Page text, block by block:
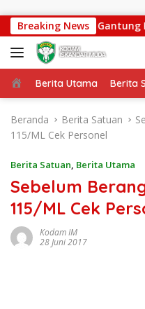
Breaking News
Jembatan Gantung
Beranda
Berita Utama Berita
Beranda Berita Satuan
115/ML Cek Personel
Berita Satuan, Berita Utama
Sebelum
115/ML Cek
Kodam IM
28 Juni 2017